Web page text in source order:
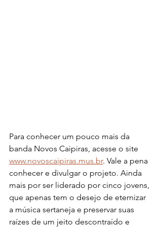
Para conhecer um pouco mais da
banda Novos Caipiras, acesse o site
www.novoscaipiras.mus.br. Vale a pena
conhecer e divulgar o projeto. Ainda
mais por ser liderado por cinco jovens,
que apenas tem o desejo de eternizar
a música sertaneja e preservar suas
raízes de um jeito descontraído e